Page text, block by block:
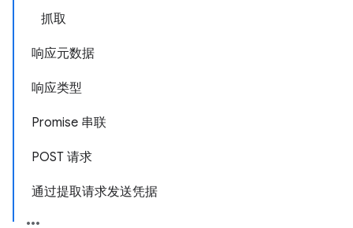
抓取
响应元数据
响应类型
Promise 串联
POST 请求
通过提取请求发送凭据